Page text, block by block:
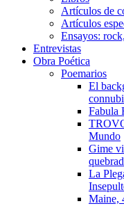
Artículos de
Artículos
Ensayos:
Entrevistas
Obra Poética
Poemarios
El
Fabula
Mundo
Gime
La
Maine,